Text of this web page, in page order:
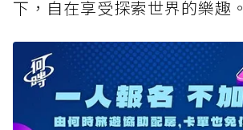
下，自在享受探索世界的樂趣。